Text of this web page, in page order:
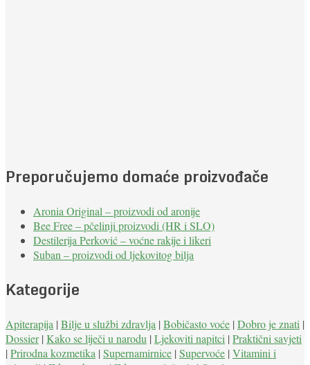
Preporučujemo domaće proizvođače
Aronia Original – proizvodi od aronije
Bee Free – pčelinji proizvodi (HR i SLO)
Destilerija Perković – voćne rakije i likeri
Suban – proizvodi od ljekovitog bilja
Kategorije
Apiterapija | Bilje u službi zdravlja | Bobičasto voće | Dobro je znati |
Dossier| Kako se liječi u narodu | Ljekoviti napitci | Praktični savjeti
| Prirodna kozmetika | Supernamirnice | Supervoće | Vitamini i